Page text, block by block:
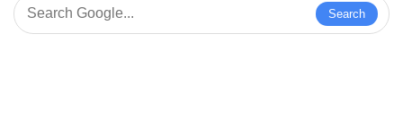
Search